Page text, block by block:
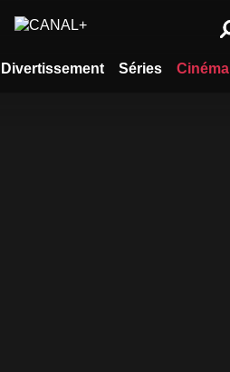
Divertissement Séries Cinéma